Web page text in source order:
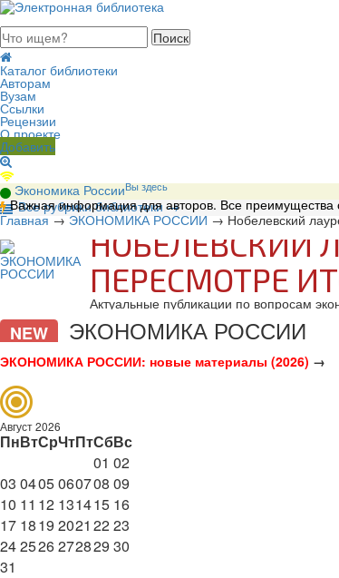
2026, суббота
Каталог библиотеки
Авторам
Вузам
Ссылки
Рецензии
О проекте
Добавить
Экономика РоссииВы здесь
Все рубрики библиотеки →
Важная информация для авторов. Все преимущества
Главная→ЭКОНОМИКА РОССИИ → Нобелевский
НОБЕЛЕВСКИЙ
ПЕРЕСМОТРЕ
Актуальные публикации по вопросам
NEW ЭКОНОМИКА РОССИИ
ЭКОНОМИКА РОССИИ: новые материалы (2026) →
Август 2026
ПнВтСрЧтПтСбВс
01 02
03 0405060708 09
10 11 12 131415 16
17 1819 2021 2223
242526272829 30
31